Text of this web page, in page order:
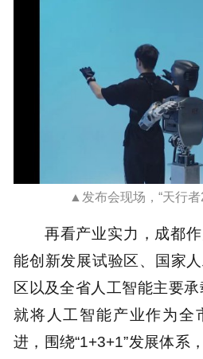
▲发布会现场，“天行者
再看产业实力，成都
能创新发展试验区、国家
区以及全省人工智能主要
就将人工智能产业作为全
进，围绕“1+3+1”发展体系